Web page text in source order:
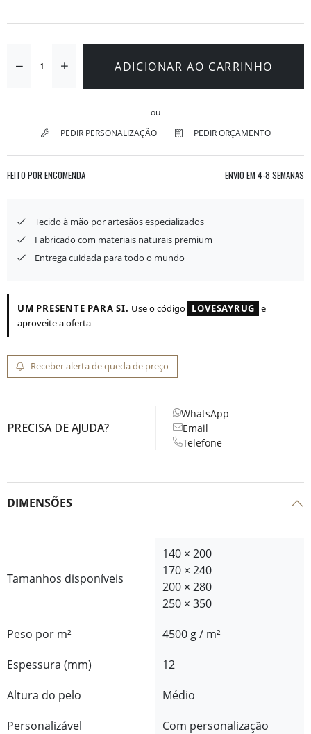
ADICIONAR AO CARRINHO
ou
PEDIR PERSONALIZAÇÃO
PEDIR ORÇAMENTO
FEITO POR ENCOMENDA ENVIO EM 4-8 SEMANAS
Tecido à mão por artesãos especializados
Fabricado com materiais naturais premium
Entrega cuidada para todo o mundo
UM PRESENTE PARA SI. Use o código LOVESAYRUG e
aproveite a oferta
Receber alerta de queda de preço
PRECISA DE AJUDA?
WhatsApp
Email
Telefone
DIMENSÕES
Tamanhos disponíveis
140 × 200
170 × 240
200 × 280
250 × 350
Peso por m²
4500 g / m²
Espessura (mm)
12
Altura do pelo
Médio
Personalizável
Com personalização